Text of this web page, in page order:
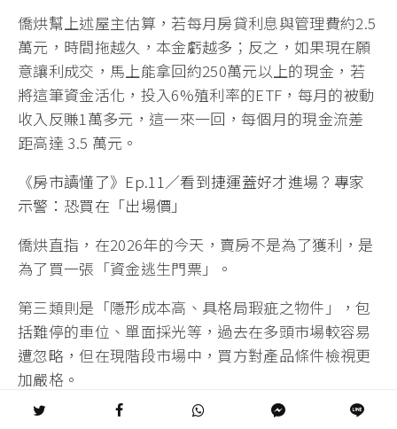
僑烘幫上述屋主估算，若每月房貸利息與管理費約2.5
萬元，時間拖越久，本金虧越多；反之，如果現在願
意讓利成交，馬上能拿回約250萬元以上的現金，若
將這筆資金活化，投入6%殖利率的ETF，每月的被動
收入反賺1萬多元，這一來一回，每個月的現金流差
距高達 3.5 萬元。
《房市讀懂了》Ep.11／看到捷運蓋好才進場？專家
示警：恐買在「出場價」
僑烘直指，在2026年的今天，賣房不是為了獲利，是
為了買一張「資金逃生門票」。
第三類則是「隱形成本高、具格局瑕疵之物件」，包
括難停的車位、單面採光等，過去在多頭市場較容易
遭忽略，但在現階段市場中，買方對產品條件檢視更
加嚴格。